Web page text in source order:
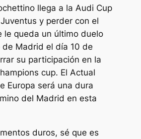
llega a la Audi Cup
y perder con el
le queda un último duelo
Madrid el día 10 de
su participación en la
cup. El Actual
Europa será una dura
del Madrid en esta
duros, sé que es